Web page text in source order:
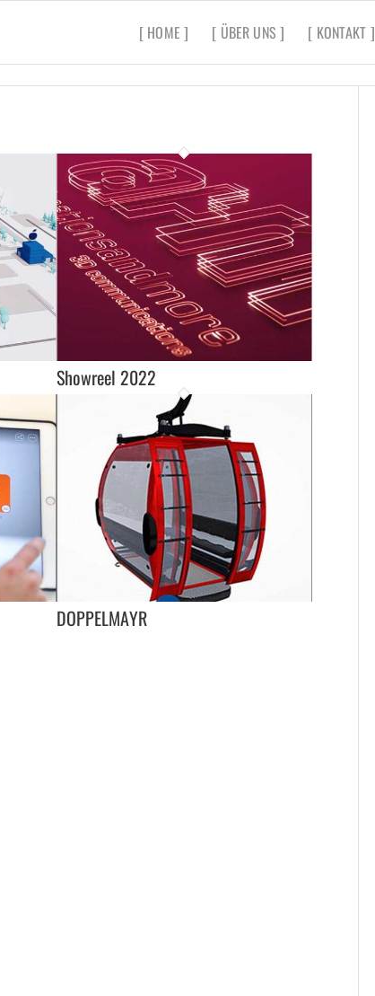
[ HOME ] [ ÜBER UNS ] [ KONTAKT ]
Showreel 2022
DOPPELMAYR